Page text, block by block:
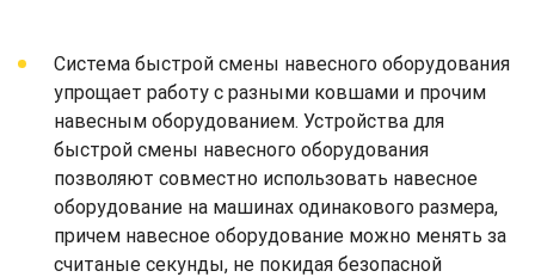
Система быстрой смены навесного оборудования
упрощает работу с разными ковшами и прочим
навесным оборудованием. Устройства для
быстрой смены навесного оборудования
позволяют совместно использовать навесное
оборудование на машинах одинакового размера,
причем навесное оборудование можно менять за
считаные секунды, не покидая безопасной